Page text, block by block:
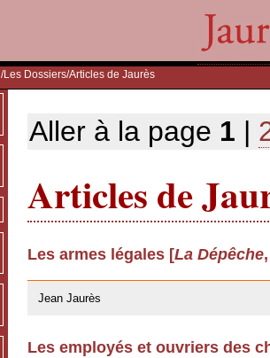
/Les Dossiers/Articles de Jaurès
Aller à la page 1 |
Articles de
Les armes légales [La Dépêche
Jean Jaurès
Les employés et ouvriers des